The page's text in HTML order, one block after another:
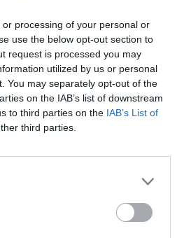
processing of your personal or
use the below opt-out section to
request is processed you may
utilized by us or personal
You may separately opt-out of the
on the IAB’s list of downstream
to third parties on the IAB’s List of
third parties.
fram
LIRE